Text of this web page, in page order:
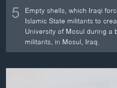
ສຽງ
ລາຍການກະຈາຍສຽງ
ລາຍງານ
ຕິດຕາມພວກເຮົາ ທີ່
5 Empty shells, which Iraqi
Islamic State militants to
University of Mosul during a
militants, in Mosul, Iraq.